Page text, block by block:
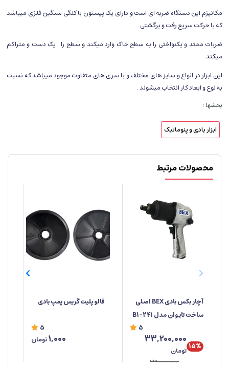
مکانیزم این دستگاه ضربه ای است و دارای یک پیستون با کلگی سنگین فلزی میباشد
که با حرکت سریع رفت و برگشتی .
ضربات ممتد و یکنواختی را به سطح خاک وارد میکند و سطح را یک دست و متراکم
میکند .
این ابزار در انواع و سایز های مختلف و با سری های متفاوت موجود میباشد که نسبت
به نوع و ابعاد کار انتخاب میشوند .
بخشها :
ابزار بادی و پنوماتیک
محصولات مرتبط
آچار بکس بادی BEX اصلی
ساخت تایوان مدل 241-B1
5
15%
33,200,000
تومان
39,000,000
فالو پلیت گریس پمپ بادی
5
1,000تومان